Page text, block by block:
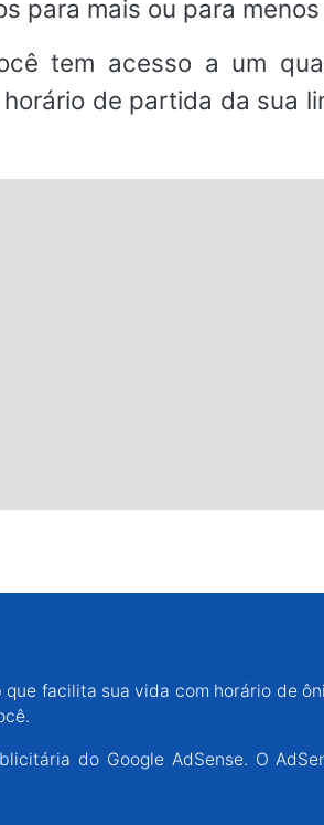
para mais ou para
tem acesso a um
de partida da sua
facilita sua vida com horário de
do Google AdSense. O